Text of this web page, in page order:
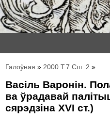
Галоўная » 2000 Т.7 Сш. 2 »
Васіль Варонін.
ва ўрадавай
сярэдзіна ХVI ст.)